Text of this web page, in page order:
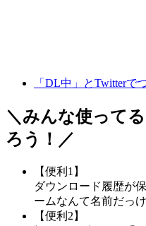
「DL中」とTwitterで
＼みんな使ってる
ろう！／
【便利1】
ダウンロード履歴が
ームなんて名前だっ
【便利2】